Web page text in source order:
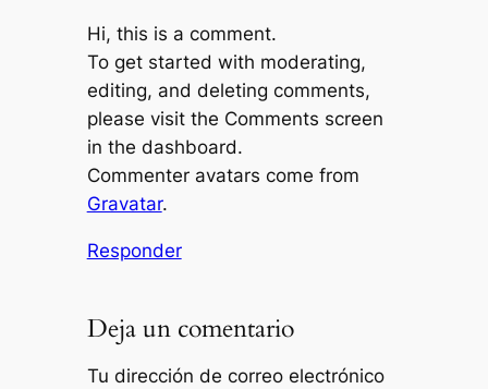
Hi, this is a comment.
To get started with moderating,
editing, and deleting comments,
please visit the Comments screen
in the dashboard.
Commenter avatars come from
Gravatar.
Responder
Deja un comentario
Tu dirección de correo electrónico